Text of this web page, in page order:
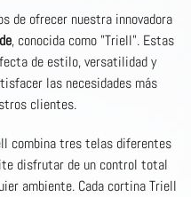
de ofrecer nuestra innovadora
, conocida como "Triell". Estas
de estilo, versatilidad y
las necesidades más
clientes.
combina tres telas diferentes
disfrutar de un control total
ambiente. Cada cortina Triell